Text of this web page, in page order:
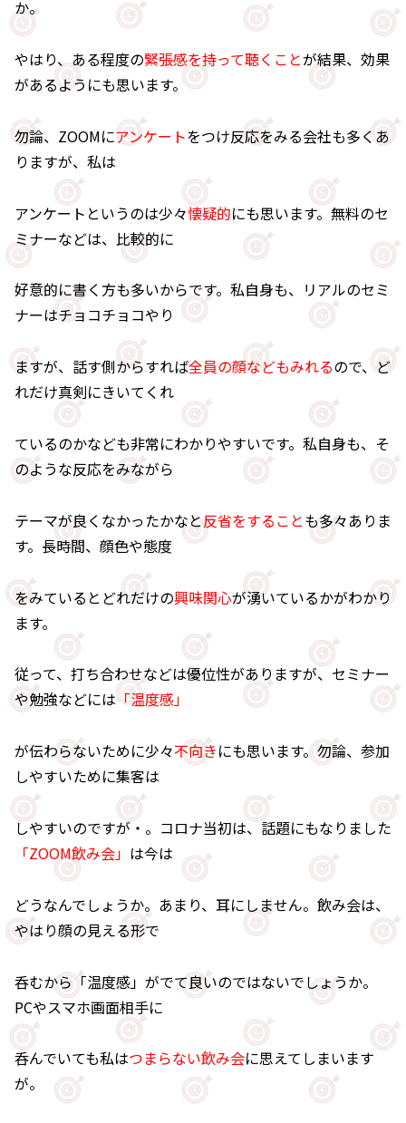
か。
やはり、ある程度の緊張感を持って聴くことが結果、効果
があるようにも思います。
勿論、ZOOMにアンケートをつけ反応をみる会社も多くあ
りますが、私は
アンケートというのは少々懐疑的にも思います。無料のセ
ミナーなどは、比較的に
好意的に書く方も多いからです。私自身も、リアルのセミ
ナーはチョコチョコやり
ますが、話す側からすれば全員の顔などもみれるので、ど
れだけ真剣にきいてくれ
ているのかなども非常にわかりやすいです。私自身も、そ
のような反応をみながら
テーマが良くなかったかなと反省をすることも多々ありま
す。長時間、顔色や態度
をみているとどれだけの興味関心が湧いているかがわかり
ます。
従って、打ち合わせなどは優位性がありますが、セミナー
や勉強などには 「温度感」
が伝わらないために少々不向きにも思います。勿論、参加
しやすいために集客は
しやすいのですが・。コロナ当初は、話題にもなりました
「ZOOM飲み会」 は今は
どうなんでしょうか。あまり、耳にしません。飲み会は、
やはり顔の見える形で
呑むから「温度感」がでて良いのではないでしょうか。
PCやスマホ画面相手に
呑んでいても私はつまらない飲み会に思えてしまいます
が。